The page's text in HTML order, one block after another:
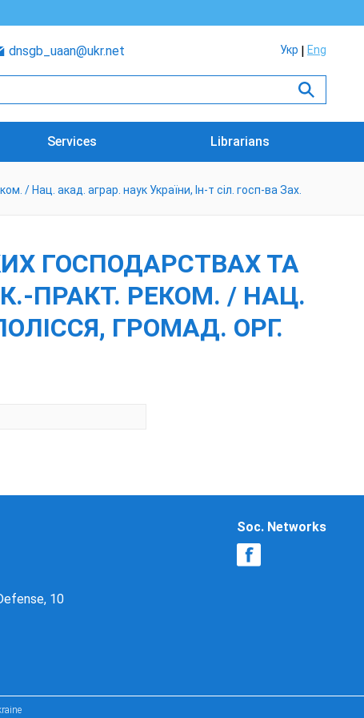
dnsgb_uaan@ukr.net Укр Eng
Services Librarians
/ Нац. акад. аграр. наук України, Ін-т сіл. госп-ва Зах.
ГОСПОДАРСТВАХ ТА
ПРАКТ. РЕКОМ. / НАЦ.
ГРОМАД. ОРГ.
10
Soc. Networks